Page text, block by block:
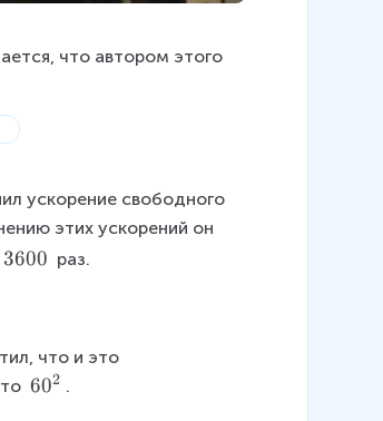
что автором этого
ускорение свободного
этих ускорений он
\
0
0
3600 раз.
что и это
\
602 .